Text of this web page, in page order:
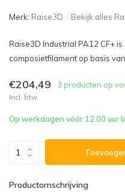
Merk: Raise3D Bekijk alles
Raise3D Industrial PA12 CF+
composietfilament op basis
€204,49 3 producten op
Incl. btw
Op werkdagen vóór 12.00 uur
Productomschrijving